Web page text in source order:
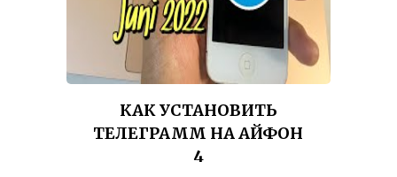
КАК УСТАНОВИТЬ
ТЕЛЕГРАММ НА АЙФОН
4